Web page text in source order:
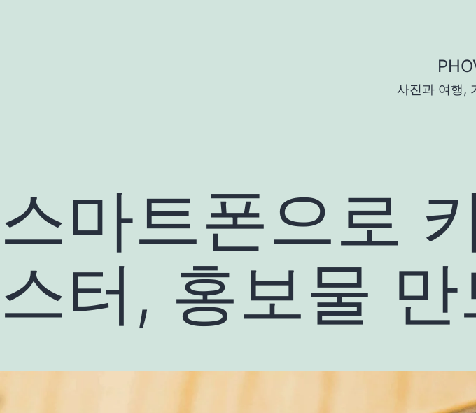
사진과 여행,
스마트폰으로
스터, 홍보물